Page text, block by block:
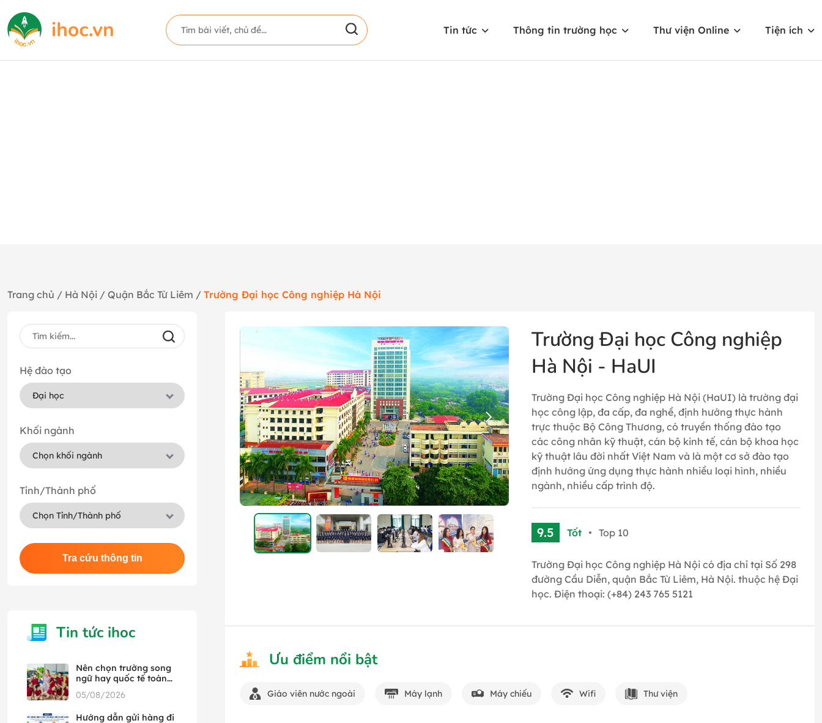
Tin tức Thông tin trường học Thư viện Online Tiện ích
Trang chủ / Hà Nội / Quận Bắc Từ Liêm / Trường Đại học Công nghiệp Hà Nội
Hệ đào tạo
Khối ngành
Tỉnh/Thành phố
Tra cứu thông tin
Tin tức ihoc
Nên chọn trường song
ngữ hay quốc tế toàn
05/08/2026
Hướng dẫn gửi hàng đi
Trường Đại học Công nghiệp
Hà Nội - HaUI
Trường Đại học Công nghiệp Hà Nội (HaUI) là trường đại
học công lập, đa cấp, đa nghề, định hướng thực hành
trực thuộc Bộ Công Thương, có truyền thống đào tạo
các công nhân kỹ thuật, cán bộ kinh tế, cán bộ khoa học
kỹ thuật lâu đời nhất Việt Nam và là một cơ sở đào tạo
định hướng ứng dụng thực hành nhiều loại hình, nhiều
ngành, nhiều cấp trình độ.
9.5 Tốt Top 10
Trường Đại học Công nghiệp Hà Nội có địa chỉ tại Số 298
đường Cầu Diễn, quận Bắc Từ Liêm, Hà Nội. thuộc hệ Đại
học. Điện thoại: (+84) 243 765 5121
Ưu điểm nổi bật
Giáo viên nước ngoài Máy lạnh Máy chiếu Wifi Thư viện